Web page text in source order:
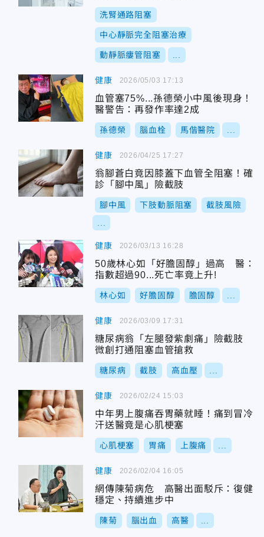
洗腎通路阻塞
中心靜脈完全阻塞治療
動靜脈瘻管阻塞
健康
血管塞75%...孫德榮小中風後現身！
醫警告：再發作率達2成
孫德榮 腦血栓 馬偕醫院
2026/05/03 17:13
健康
翁腳蒼白竟因膝蓋下血管全阻塞！確
診「腳中風」險截肢
腳中風 下肢動脈阻塞 截肢風險
2026/04/25 17:27
健康
50歲林心如「好膽固醇」過高 醫：
指數超過90...死亡率竟上升!
林心如 好膽固醇 膽固醇
2026/03/13 16:28
健康
糖尿病翁「左腿發紫劇痛」險截肢
微創打通阻塞血管搶救
糖尿病 截肢 高血壓
2026/03/09 17:31
健康
中年男上腹痛吞胃藥就睡！痛到冒冷
汗送醫竟是心肌梗塞
心肌梗塞 胃痛 上腹痛
2026/02/24 15:03
健康
網傳陳菊病危 高醫出面駁斥：復健
穩定、持續進步中
陳菊 腦出血 高醫
2026/02/04 16:05